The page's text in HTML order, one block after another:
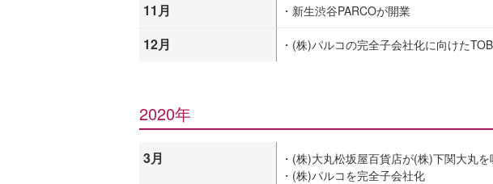
11月 ・新生渋谷PARCOが開業
12月 ・(株)パルコの完全子会社化に向けた
2020年
3月
・(株)大丸松坂屋百貨店が(株)下関大丸
・(株)パルコを完全子会社化